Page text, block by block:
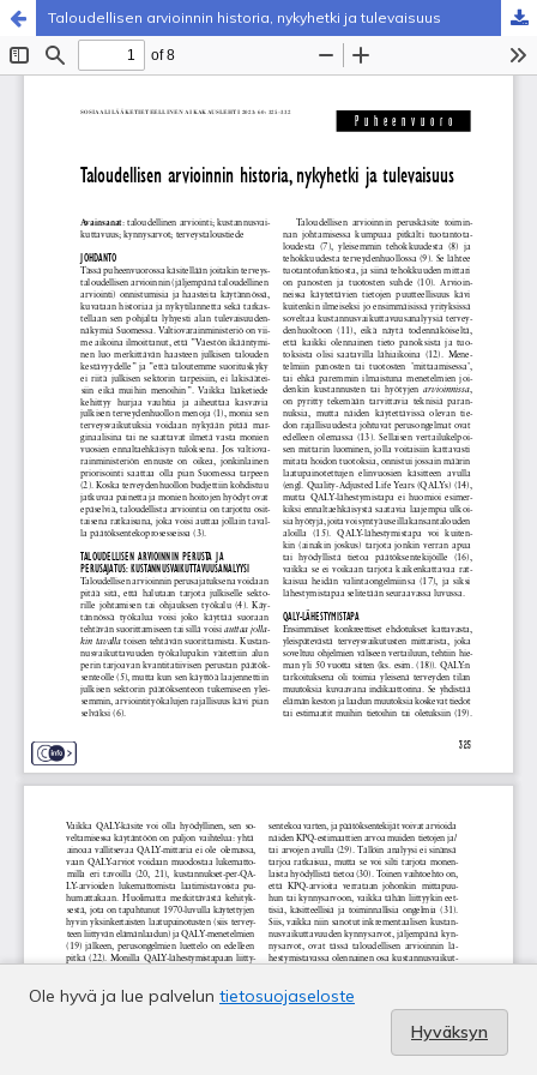
Taloudellisen arvioinnin historia, nykyhetki ja tulevaisuus
Ole hyvä ja lue palvelun tietosuojaseloste
Hyväksyn
Palvelua ylläpitääTieteellisten seurain valtuuskunta